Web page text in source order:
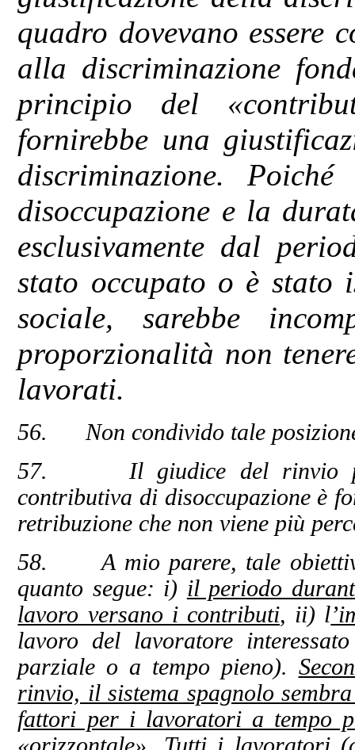
quadro dovevano essere
alla discriminazione
principio del
fornirebbe una
discriminazione.
disoccupazione e la
esclusivamente dal
stato occupato o è stato
sociale, sarebbe
proporzionalità non
lavorati.
56. Non condivido tale
57. Il giudice del rinvio
contributiva di disoccupazione è
retribuzione che non viene più
58. A mio parere, tale
quanto segue: i) il periodo
lavoro versano i contributi, ii) l
lavoro del lavoratore
parziale o a tempo pieno).
rinvio, il sistema spagnolo
fattori per i lavoratori a tempo